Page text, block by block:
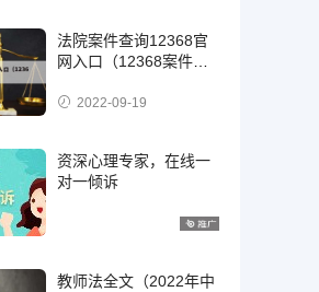
法院案件查询12368官
网入口（12368案件查
2022-09-19
资深心理专家，在线一
对一倾诉
教师法全文（2022年中